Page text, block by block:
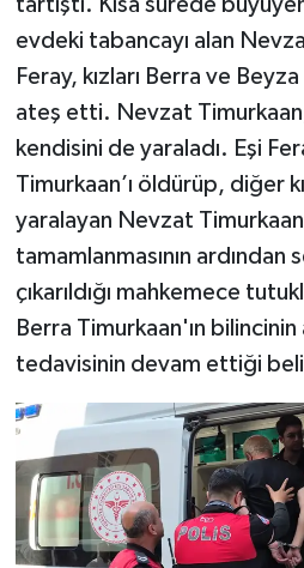
tartıştı. Kısa sürede
evdeki tabancayı alan
Feray, kızları Berra ve
ateş etti. Nevzat
kendisini de yaraladı. Eşi
Timurkaan’ı öldürüp, diğer
yaralayan Nevzat
tamamlanmasının
çıkarıldığı mahkemece
Berra Timurkaan'ın bilincinin
tedavisinin devam ettiği